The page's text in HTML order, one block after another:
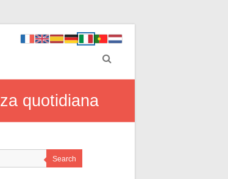
quotidiana
Search